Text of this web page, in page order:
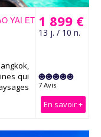
1 899 €
13 j. / 10 n.
7 Avis
En savoir +
YAI ET
qui